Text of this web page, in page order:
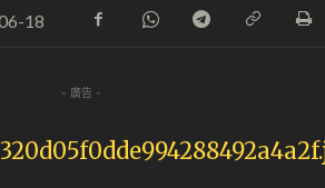
18
- 廣告 -